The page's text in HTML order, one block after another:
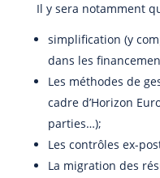
Il y sera notamment
simplification (y
dans les
Les méthodes de
cadre d’Horizon
parties…);
Les contrôles ex-
La migration des